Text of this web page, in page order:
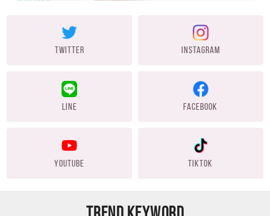
TWITTER INSTAGRAM
LINE FACEBOOK
YOUTUBE TIKTOK